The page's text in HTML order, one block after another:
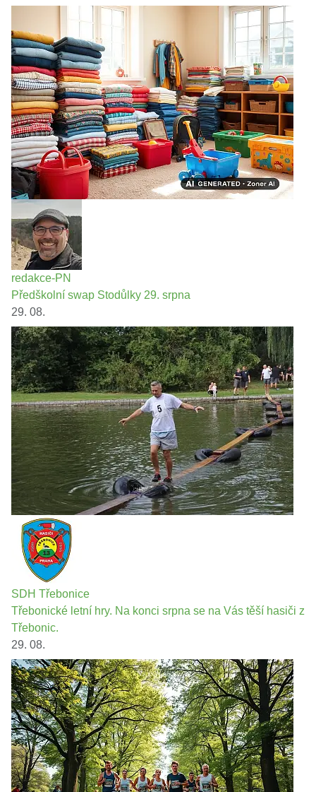
redakce-PN
Předškolní swap Stodůlky 29. srpna
29. 08.
SDH Třebonice
Třebonické letní hry. Na konci srpna se na Vás těší hasiči z
Třebonic.
29. 08.